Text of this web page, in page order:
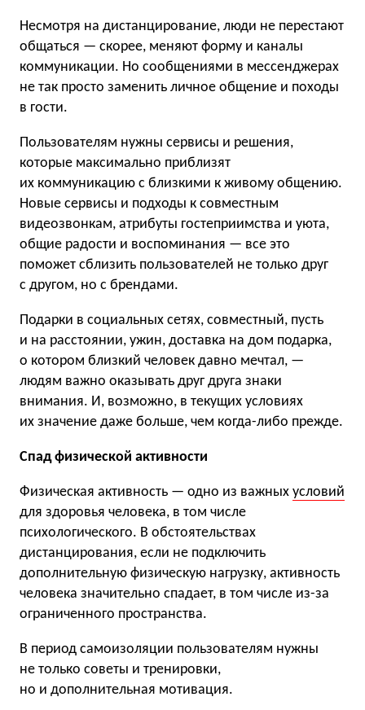
Несмотря на дистанцирование, люди не перестают
общаться — скорее, меняют форму и каналы
коммуникации. Но сообщениями в мессенджерах
не так просто заменить личное общение и походы
в гости.
Пользователям нужны сервисы и решения,
которые максимально приблизят
их коммуникацию с близкими к живому общению.
Новые сервисы и подходы к совместным
видеозвонкам, атрибуты гостеприимства и уюта,
общие радости и воспоминания — все это
поможет сблизить пользователей не только друг
с другом, но с брендами.
Подарки в социальных сетях, совместный, пусть
и на расстоянии, ужин, доставка на дом подарка,
о котором близкий человек давно мечтал, —
людям важно оказывать друг друга знаки
внимания. И, возможно, в текущих условиях
их значение даже больше, чем когда-либо прежде.
Спад физической активности
Физическая активность — одно из важных условий
для здоровья человека, в том числе
психологического. В обстоятельствах
дистанцирования, если не подключить
дополнительную физическую нагрузку, активность
человека значительно спадает, в том числе из-за
ограниченного пространства.
В период самоизоляции пользователям нужны
не только советы и тренировки,
но и дополнительная мотивация.